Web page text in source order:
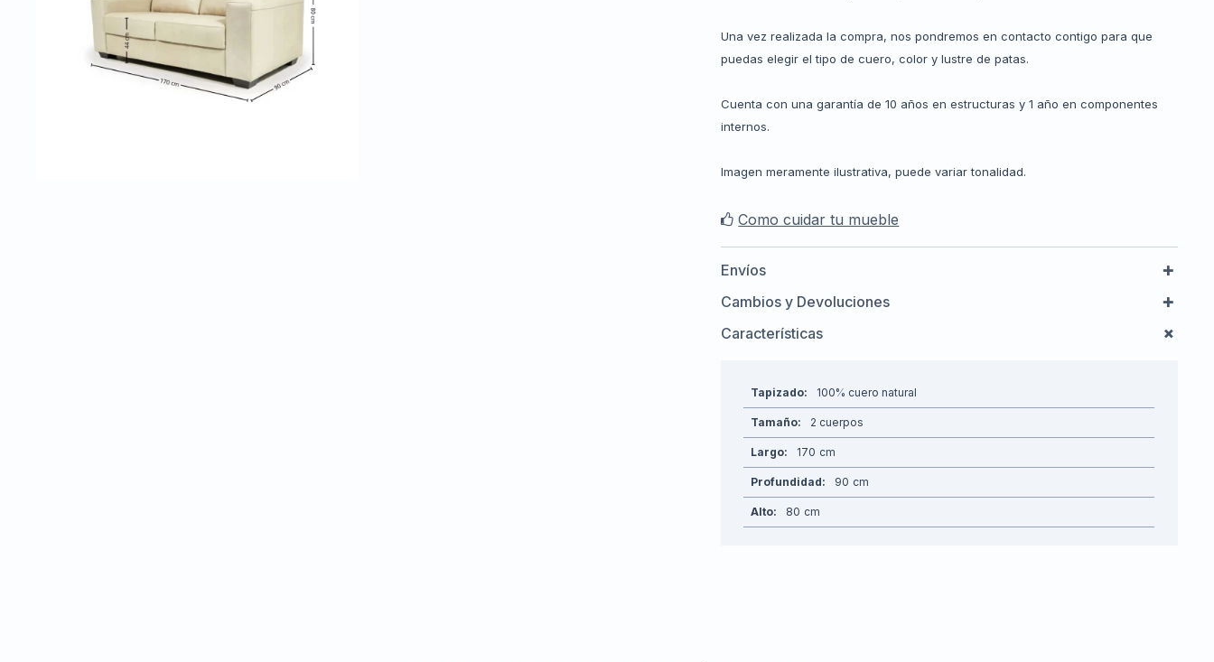
Una vez realizada la compra, nos pondremos en contacto contigo para que
puedas elegir el tipo de cuero, color y lustre de patas.
Cuenta con una garantía de 10 años en estructuras y 1 año en componentes
internos.
Imagen meramente ilustrativa, puede variar tonalidad.
Como cuidar tu mueble
Envíos
Cambios y Devoluciones
Características
Tapizado 100% cuero natural
Tamaño 2 cuerpos
Largo 170
Profundidad 90
Alto 80